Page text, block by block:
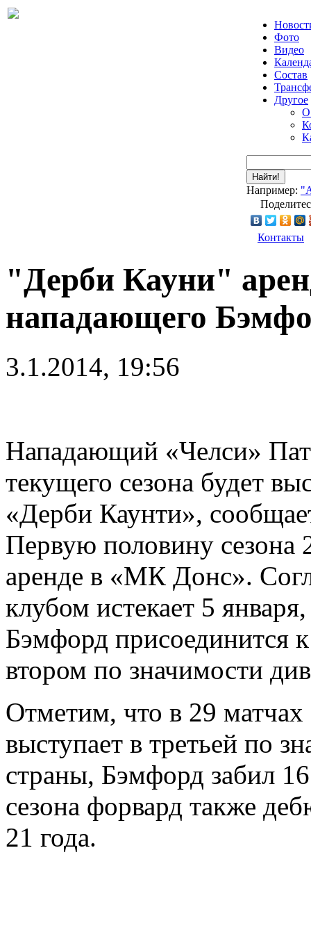
Фото
Видео
Состав
Другое
О
Найти!
Например:
Контакты
"Дерби Кауни"
нападающего
3.1.2014, 19:56
Нападающий «Челси»
текущего сезона будет
«Дерби Каунти»,
Первую половину сезона
аренде в «МК Донс».
клубом истекает 5
Бэмфорд присоединится
втором по значимости
Отметим, что в 29
выступает в третьей по
страны, Бэмфорд забил
сезона форвард также
21 года.